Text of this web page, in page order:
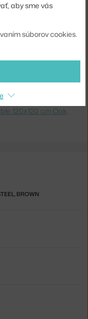
cm, černá/dub
120x120 cm Oak,
BROWN
aby sme vás
súborov cookies.